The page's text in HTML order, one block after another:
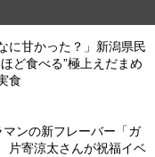
に甘かった？」新潟県民
ど食べる”極上えだまめ
食
ンの新フレーバー「ガ
寄涼太さんが祝福イベ